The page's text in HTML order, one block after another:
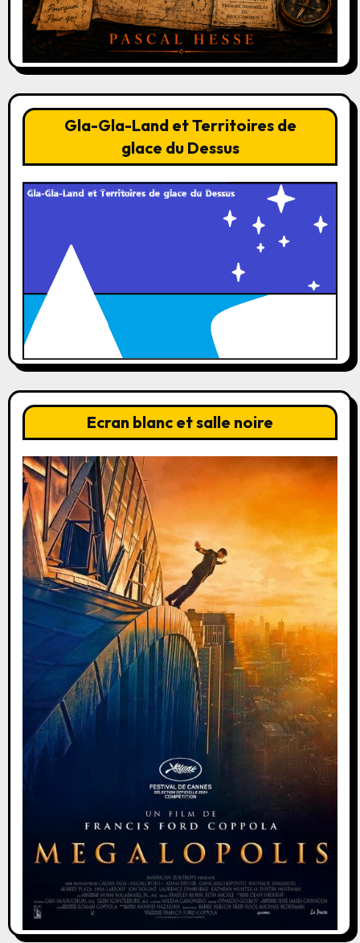
Gla-Gla-Land et Territoires de
glace du Dessus
Ecran blanc et salle noire